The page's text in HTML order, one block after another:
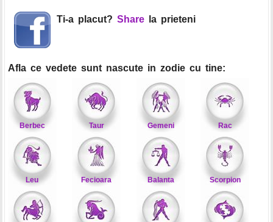
Ti-a placut? Share la prieteni
Afla ce vedete sunt nascute in zodie cu tine:
Berbec Taur Gemeni Rac
Leu Fecioara Balanta Scorpion